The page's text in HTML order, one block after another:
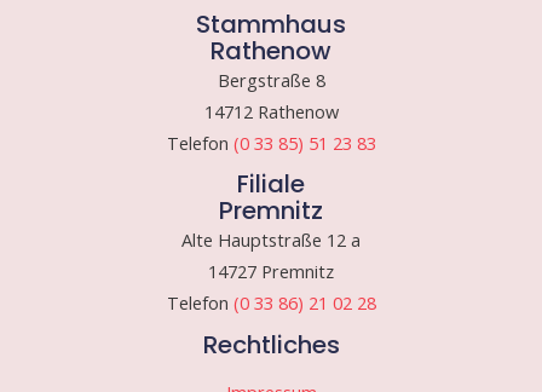
Stammhaus
Rathenow
Bergstraße 8
14712 Rathenow
Telefon (0 33 85) 51 23 83
Filiale
Premnitz
Alte Hauptstraße 12 a
14727 Premnitz
Telefon (0 33 86) 21 02 28
Rechtliches